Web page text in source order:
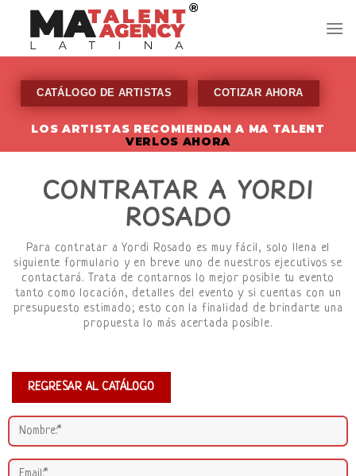
content
CATÁLOGO DE ARTISTAS COTIZAR AHORA
LOS ARTISTAS RECOMIENDAN A MA TALENT
VERLOS AHORA
CONTRATAR A YORDI
ROSADO
Para contratar a Yordi Rosado es muy fácil, solo llena el
siguiente formulario y en breve uno de nuestros ejecutivos se
contactará. Trata de contarnos lo mejor posible tu evento
tanto como locación, detalles del evento y si cuentas con un
presupuesto estimado; esto con la finalidad de brindarte una
propuesta lo más acertada posible.
REGRESAR AL CATÁLOGO